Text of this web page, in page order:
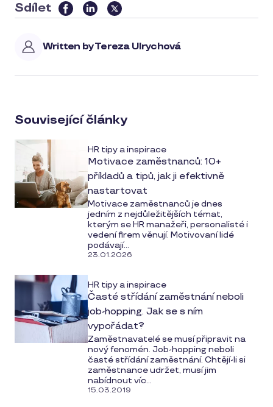
Sdílet
this
on
Written byTereza Ulrychová
Související články
HR tipy a inspirace
Motivace zaměstnanců: 10+
příkladů a tipů, jak ji efektivně
nastartovat
Motivace zaměstnanců je dnes
jedním z nejdůležitějších témat,
kterým se HR manažeři, personalisté i
vedení firem věnují. Motivovaní lidé
podávají...
23.01.2026
HR tipy a inspirace
Časté střídání zaměstnání neboli
job-hopping. Jak se s ním
vypořádat?
Zaměstnavatelé se musí připravit na
nový fenomén. Job-hopping neboli
časté střídání zaměstnání. Chtějí-li si
zaměstnance udržet, musí jim
nabídnout víc...
15.03.2019